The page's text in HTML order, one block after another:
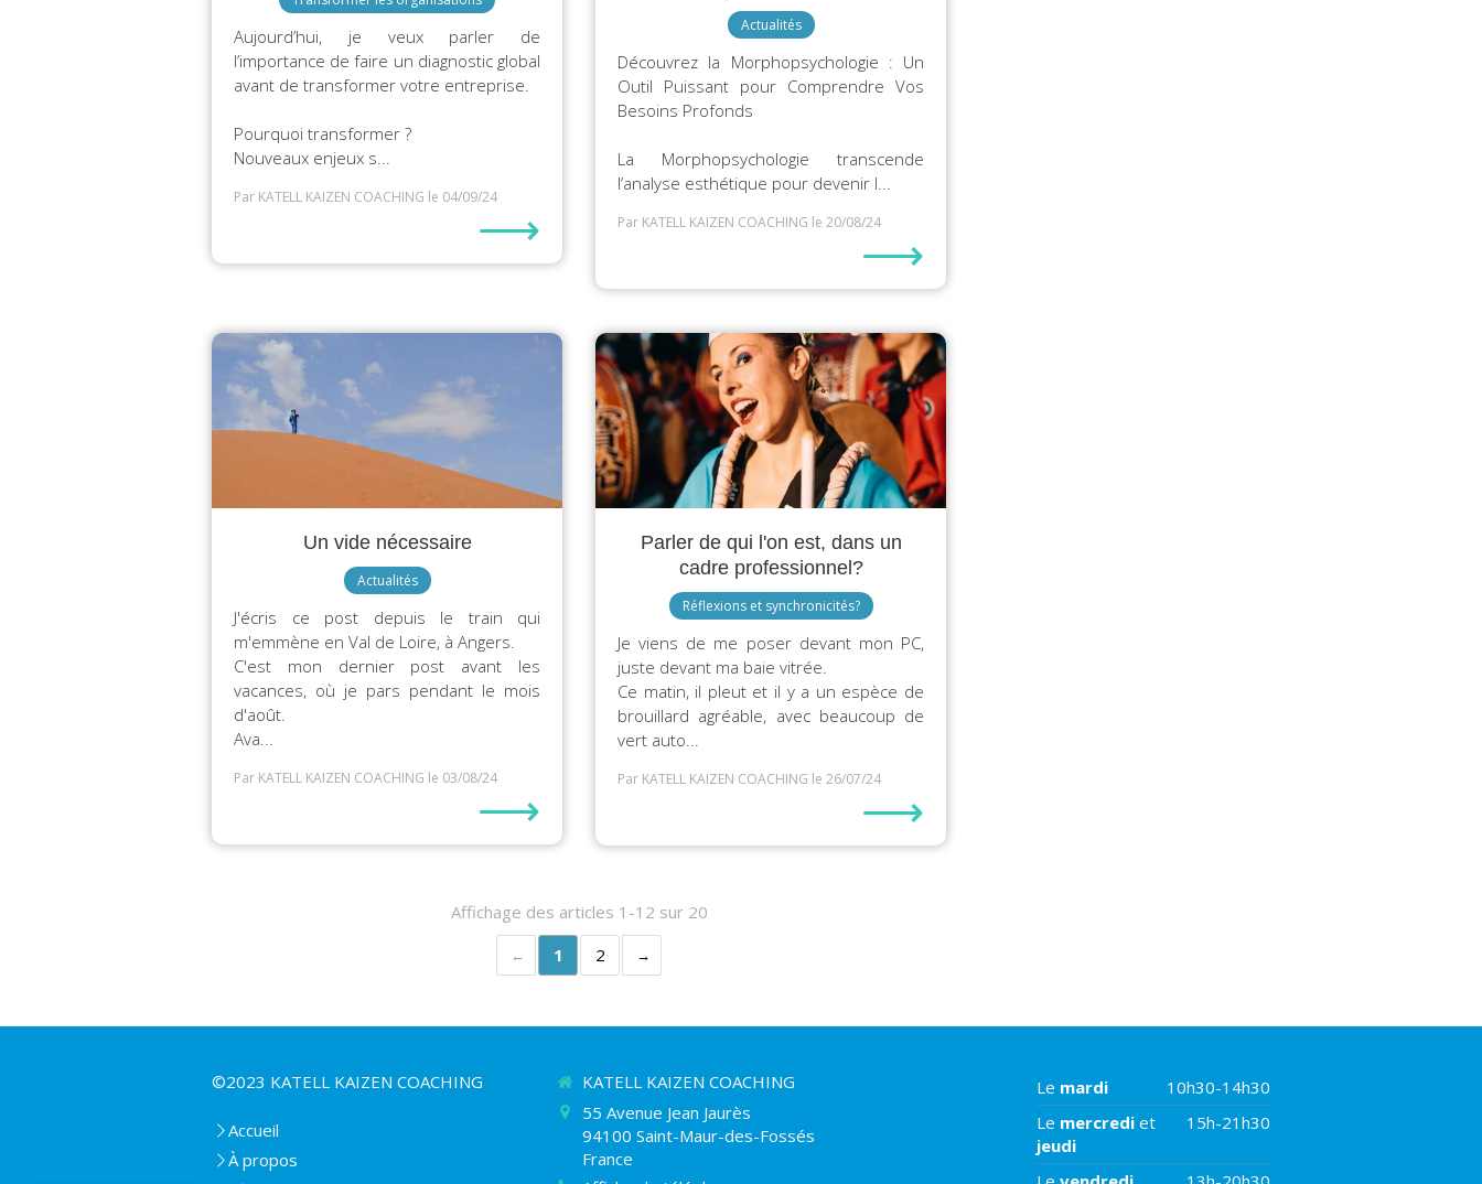
Aujourd’hui, je veux parler de
l’importance de faire un diagnostic global
avant de transformer votre entreprise.
Pourquoi transformer ?
Nouveaux enjeux s...
Par KATELL KAIZEN COACHING le 04/09/24
⟶
Actualités
Découvrez la Morphopsychologie : Un
Outil Puissant pour Comprendre Vos
Besoins Profonds
La Morphopsychologie transcende
l’analyse esthétique pour devenir l...
Par KATELL KAIZEN COACHING le 20/08/24
⟶
Un vide nécessaire
Actualités
J'écris ce post depuis le train qui
m'emmène en Val de Loire, à Angers.
C'est mon dernier post avant les
vacances, où je pars pendant le mois
d'août.
Ava...
Par KATELL KAIZEN COACHING le 03/08/24
⟶
Parler de qui l'on est, dans un
cadre professionnel?
Réflexions et synchronicités?
Je viens de me poser devant mon PC,
juste devant ma baie vitrée. ️
Ce matin, il pleut et il y a un espèce de
brouillard agréable, avec beaucoup de
vert auto...
Par KATELL KAIZEN COACHING le 26/07/24
⟶
Affichage des articles 1-12 sur 20
1
2
©2023 KATELL KAIZEN COACHING
Accueil
À propos
KATELL KAIZEN COACHING
55 Avenue Jean Jaurès
94100 Saint-Maur-des-Fossés
France
Le mardi
10h30-14h30
Le mercrediet
jeudi
15h-21h30